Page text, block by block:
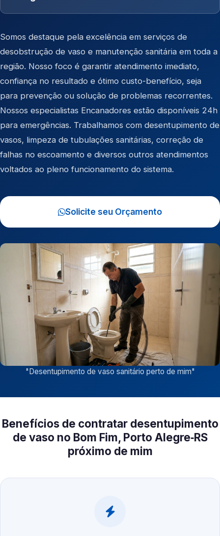
Somos destaque pela excelência em serviços de
desobstrução de vaso e manutenção sanitária em toda a
região. Nosso foco é garantir atendimento imediato,
confiança no resultado e ótimo custo-benefício, seja
para prevenção ou solução de problemas recorrentes.
Nossos especialistas Encanadores estão disponíveis 24h
para emergências. Trabalhamos com desentupimento de
vasos, limpeza de tubulações sanitárias, correção de
falhas no escoamento e diversos outros atendimentos
voltados ao pleno funcionamento do sistema.
Solicite seu Orçamento
"Desentupimento de vaso sanitário perto de mim"
Benefícios de contratar desentupimento
de vaso no Bom Fim, Porto Alegre‑RS
próximo de mim